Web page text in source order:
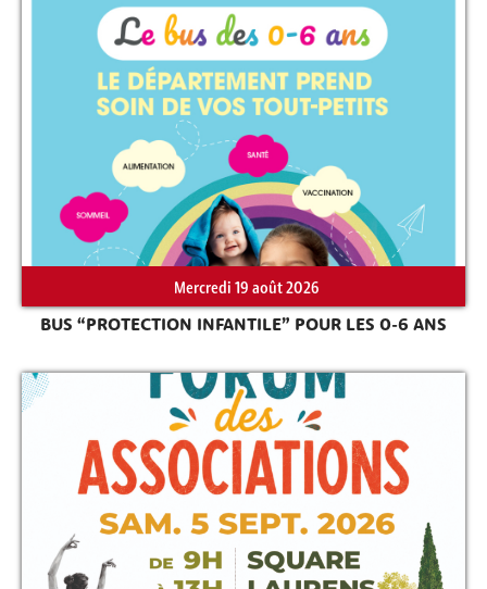
Rechercher sur le site
Mercredi 19 août 2026
BUS “PROTECTION INFANTILE” POUR LES 0-6 ANS